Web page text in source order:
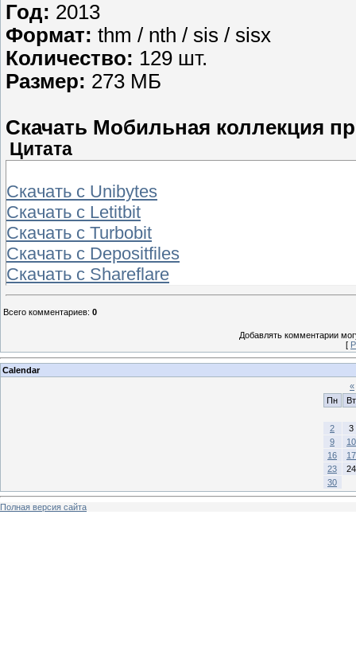
Год: 2013
Формат: thm / nth / sis / sisx
Количество: 129 шт.
Размер: 273 МБ
Скачать Мобильная коллекция
Цитата
Скачать с Unibytes
Скачать с Letitbit
Скачать с Turbobit
Скачать с Depositfiles
Скачать с Shareflare
Всего комментариев: 0
Добавлять комментарии
[
Calendar
«
Пн
Вт
2
3
9
10
16
17
23
24
30
Полная версия сайта